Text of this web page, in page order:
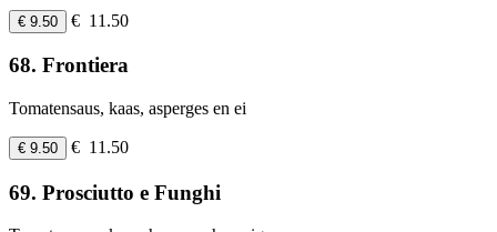
€ 9.50 € 11.50
68. Frontiera
Tomatensaus, kaas, asperges en ei
€ 9.50 € 11.50
69. Prosciutto e Funghi